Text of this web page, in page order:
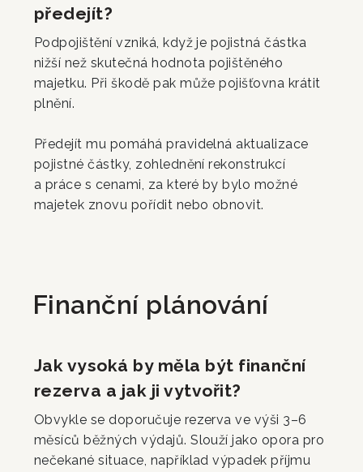
předejít?
Podpojištění vzniká, když je pojistná částka
nižší než skutečná hodnota pojištěného
majetku. Při škodě pak může pojišťovna krátit
plnění.
Předejít mu pomáhá pravidelná aktualizace
pojistné částky, zohlednění rekonstrukcí
a práce s cenami, za které by bylo možné
majetek znovu pořídit nebo obnovit.
Finanční plánování
Jak vysoká by měla být finanční
rezerva a jak ji vytvořit?
Obvykle se doporučuje rezerva ve výši 3–6
měsíců běžných výdajů. Slouží jako opora pro
nečekané situace, například výpadek příjmu